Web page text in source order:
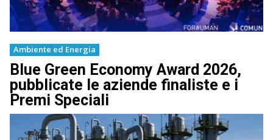
Ambiente ed Energia
Blue Green Economy Award 2026,
pubblicate le aziende finaliste e i
Premi Speciali